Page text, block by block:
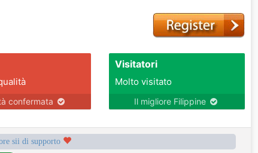
confermata
Visitatori
Molto visitato
Il migliore Filippine
sii di supporto